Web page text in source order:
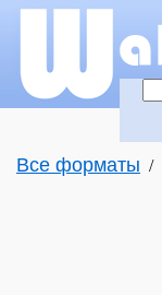
Все форматы /